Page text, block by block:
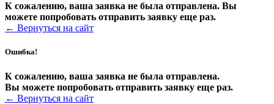
К сожалению, ваша заявка не была отправлена. Вы
можете попробовать отправить заявку еще раз.
← Вернуться на сайт
Ошибка!
К сожалению, ваша заявка не была отправлена.
Вы можете попробовать отправить заявку еще раз.
← Вернуться на сайт